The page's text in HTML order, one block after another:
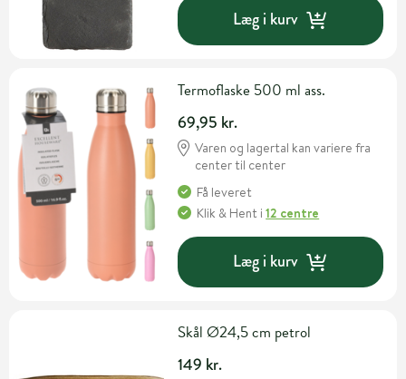
Læg i kurv
Termoflaske 500 ml ass.
69,95 kr.
Varen og lagertal kan variere fra
center til center
Få leveret
Klik & Hent i12 centre
Læg i kurv
Skål Ø24,5 cm petrol
149 kr.